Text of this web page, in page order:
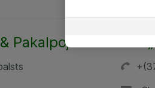
Pakalpojumi